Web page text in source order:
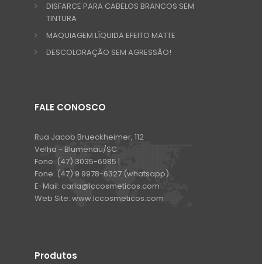
DISFARCE PARA CABELOS BRANCOS SEM
TINTURA
MAQUIAGEM LÍQUIDA EFEITO MATTE
DESCOLORAÇÃO SEM AGRESSÃO!
FALE CONOSCO
Rua Jacob Brueckheimer, 112
Velha - Blumenau/SC
Fone: (47) 3035-6985 |
Fone: (47) 9 9978-6327 (whatsapp)
E-Mail: carla@lccosmeticos.com
Web Site: www.lccosmeticos.com
Produtos